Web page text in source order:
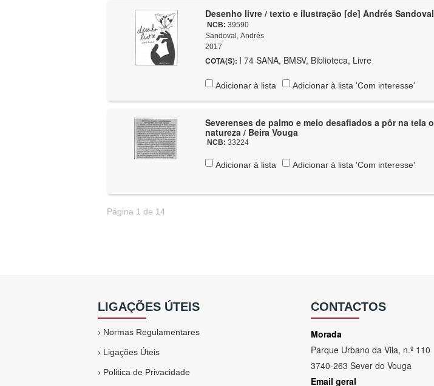
Desenho livre / texto e ilustração [de] Andrés Sandoval
NCB:39590
Sandoval, Andrés
2017
COTA(S): I 74 SANA, BMSV, Biblioteca, Livre
Adicionar à lista Adicionar à lista 'Com interesse'
Severenses de palmo e meio desafiados a pôr na tela
natureza / Beira Vouga
NCB:33224
Adicionar à lista Adicionar à lista 'Com interesse'
Página 1 de 14
LIGAÇÕES ÚTEIS
› Normas Regulamentares
› Ligações Úteis
› Politica de Privacidade
CONTACTOS
Morada
Parque Urbano da Vila, n.º 110
3740-263 Sever do Vouga
Email geral